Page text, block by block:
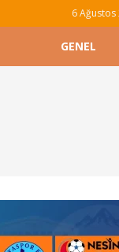
6 Ağustos
GENEL